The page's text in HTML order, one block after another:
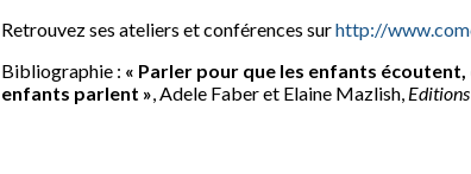
Retrouvez ses ateliers et conférences surhttp://
Bibliographie : « Parler pour que les enfants
enfants parlent » , Adele Faber et Elaine Mazlish,